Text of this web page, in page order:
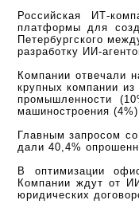
Российская ИТ-
платформы для
Петербургского
разработку ИИ-
Компании отвечали
крупных компании
промышленности
машиностроения
Главным запросом
дали 40,4%
В оптимизации
Компании ждут от
юридических